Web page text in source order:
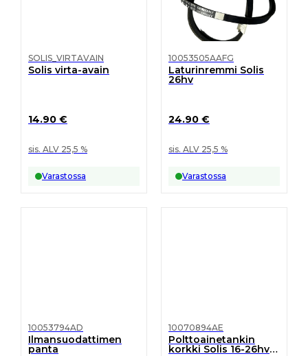
SOLIS_VIRTAVAIN
Solis virta-avain
14.90 €
sis. ALV 25,5 %
Varastossa
10053505AAFG
Laturinremmi Solis
26hv
24.90 €
sis. ALV 25,5 %
Varastossa
10053794AD
Ilmansuodattimen
panta
10070894AE
Polttoainetankin
korkki Solis 16-26hv